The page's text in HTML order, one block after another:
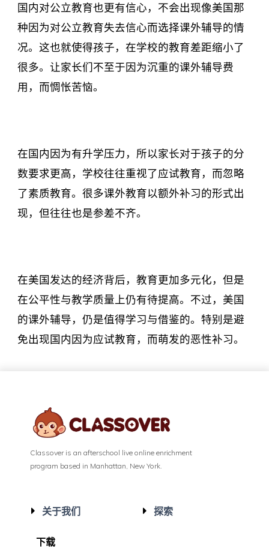
国内对公立教育也更有信心，不会出现像美国那
种因为对公立教育失去信心而选择课外辅导的情
况。这也就使得孩子，在学校的教育差距缩小了
很多。让家长们不至于因为沉重的课外辅导费
用，而惆怅苦恼。
在国内因为有升学压力，所以家长对于孩子的分
数要求更高，学校往往重视了应试教育，而忽略
了素质教育。很多课外教育以额外补习的形式出
现，但往往也是参差不齐。
在美国发达的经济背后，教育更加多元化，但是
在公平性与教学质量上仍有待提高。不过，美国
的课外辅导，仍是值得学习与借鉴的。特别是避
免出现国内因为应试教育，而萌发的恶性补习。
Classover is an afterschool live online enrichment
program based in Manhattan, New York.
关于我们 探索
下载